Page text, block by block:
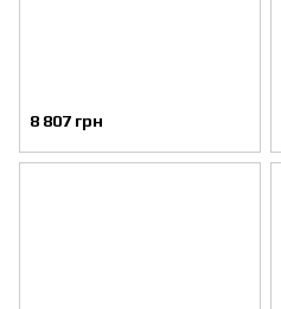
8 807 грн